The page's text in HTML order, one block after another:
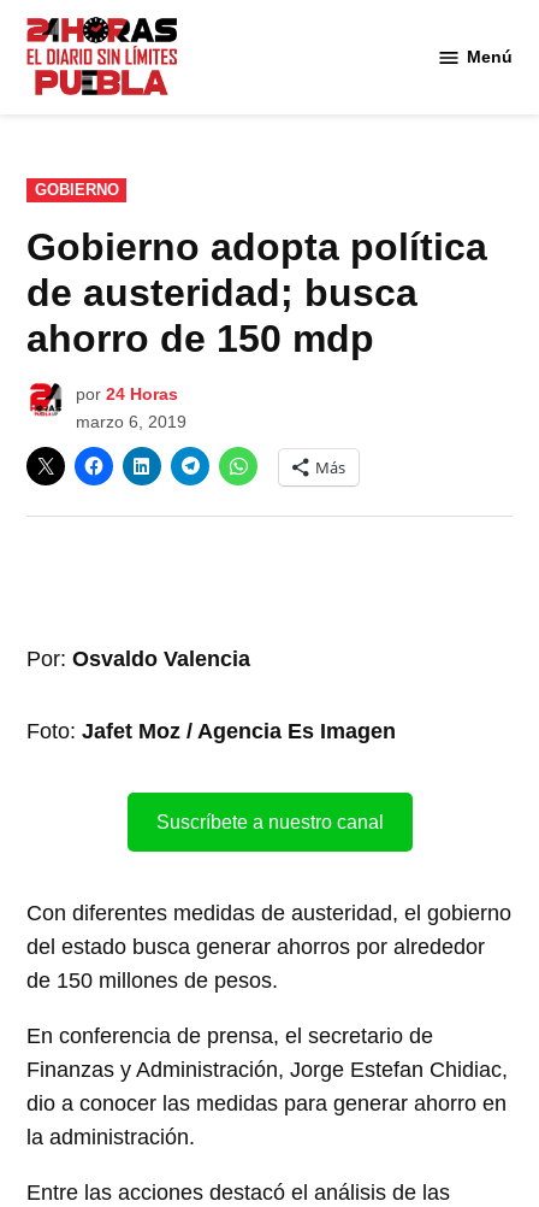
Saltar
contenido
Menú
PUBLICADO
EN
GOBIERNO
Gobierno adopta política
de austeridad; busca
ahorro de 150 mdp
por 24 Horas
marzo 6, 2019
Más
Por:Osvaldo Valencia
Foto:Jafet Moz / Agencia Es Imagen
Suscríbete a nuestro canal
Con diferentes medidas de austeridad, el gobierno
del estado busca generar ahorros por alrededor
de 150 millones de pesos.
En conferencia de prensa, el secretario de
Finanzas y Administración, Jorge Estefan Chidiac,
dio a conocer las medidas para generar ahorro en
la administración.
Entre las acciones destacó el análisis de las